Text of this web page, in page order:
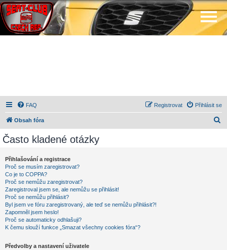
FAQ Přihlásit se
Registrovat
Obsah fóra
Často kladené otázky
Přihlašování a registrace
Proč se musím zaregistrovat?
Co je to COPPA?
Proč se nemůžu zaregistrovat?
Zaregistroval jsem se, ale nemůžu se přihlásit!
Proč se nemůžu přihlásit?
Byl jsem ve fóru zaregistrovaný, ale teď se nemůžu přihlásit?!
Zapomněl jsem heslo!
Proč se automaticky odhlašuji?
K čemu slouží funkce „Smazat všechny cookies fóra“?
Předvolby a nastavení uživatele